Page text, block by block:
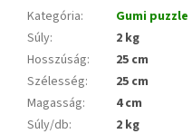
Kategória:
Gumi puzzle
Súly:
2 kg
Hosszúság:
25 cm
Szélesség:
25 cm
Magasság:
4 cm
Súly/db:
2 kg